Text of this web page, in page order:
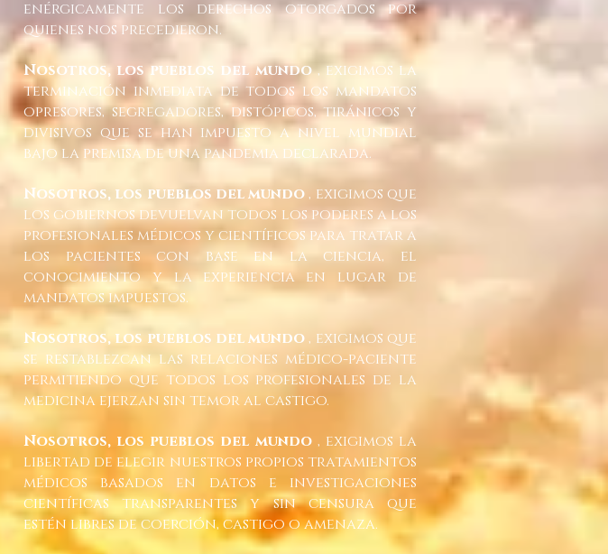
enérgicamente los derechos otorgados por
quienes nos precedieron.
Nosotros, los pueblos del mundo , exigimos la
terminación inmediata de todos los mandatos
opresores, segregadores, distópicos, tiránicos y
divisivos que se han impuesto a nivel mundial
bajo la premisa de una pandemia declarada.
Nosotros, los pueblos del mundo , exigimos que
los gobiernos devuelvan todos los poderes a los
profesionales médicos y científicos para tratar a
los pacientes con base en la ciencia, el
conocimiento y la experiencia en lugar de
mandatos impuestos.
Nosotros, los pueblos del mundo , exigimos que
se restablezcan las relaciones médico-paciente
permitiendo que todos los profesionales de la
medicina ejerzan sin temor al castigo.
Nosotros, los pueblos del mundo , exigimos la
libertad de elegir nuestros propios tratamientos
médicos basados en datos e investigaciones
científicas transparentes y sin censura que
estén libres de coerción, castigo o amenaza.